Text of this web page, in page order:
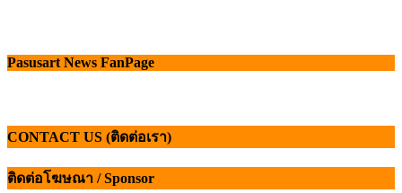
Pasusart News FanPage
CONTACT US (ติดต่อเรา)
ติดต่อโฆษณา / Sponsor